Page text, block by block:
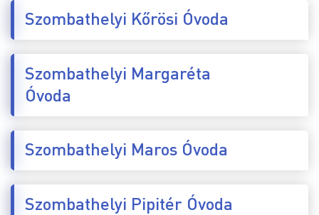
Szombathelyi Kőrösi Óvoda
Szombathelyi Margaréta
Óvoda
Szombathelyi Maros Óvoda
Szombathelyi Pipitér Óvoda